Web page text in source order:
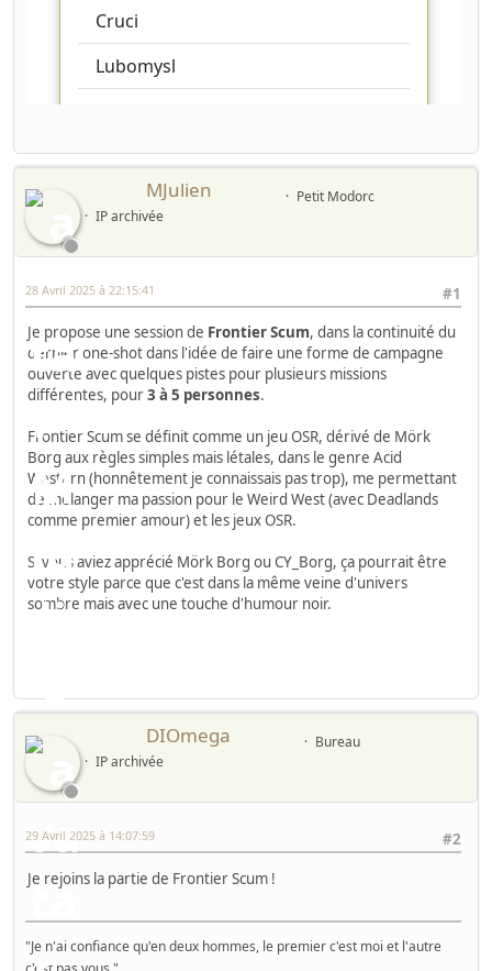
MJulien
Petit Modorc
IP archivée
#1
28 Avril 2025 à 22:15:41
Je propose une session de Frontier Scum, dans la continuité du
dernier one-shot dans l'idée de faire une forme de campagne
ouverte avec quelques pistes pour plusieurs missions
différentes, pour3 à 5 personnes.
Frontier Scum se définit comme un jeu OSR, dérivé de Mörk
Borg aux règles simples mais létales, dans le genre Acid
Western (honnêtement je connaissais pas trop), me permettant
de mélanger ma passion pour le Weird West (avec Deadlands
comme premier amour) et les jeux OSR.
Si vous aviez apprécié Mörk Borg ou CY_Borg, ça pourrait être
votre style parce que c'est dans la même veine d'univers
sombre mais avec une touche d'humour noir.
DIOmega
Bureau
IP archivée
#2
29 Avril 2025 à 14:07:59
Je rejoins la partie de Frontier Scum !
"Je n'ai confiance qu'en deux hommes, le premier c'est moi et l'autre